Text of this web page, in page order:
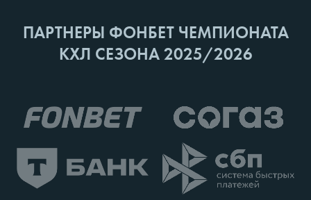
ПАРТНЕРЫ ФОНБЕТ ЧЕМПИОНАТА
КХЛ СЕЗОНА 2025/2026